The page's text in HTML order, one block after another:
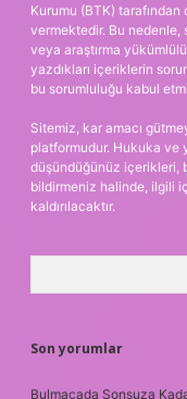
Kurumu (BTK) tarafından
vermektedir. Bu
veya araştırma
yazdıkları içeriklerin
bu sorumluluğu kabul
Sitemiz, kar amacı
platformudur. Hukuka ve
düşündüğünüz içerikleri,
bildirmeniz halinde, ilgili
kaldırılacaktır.
Son yorumlar
Bulmacada Sonsuza